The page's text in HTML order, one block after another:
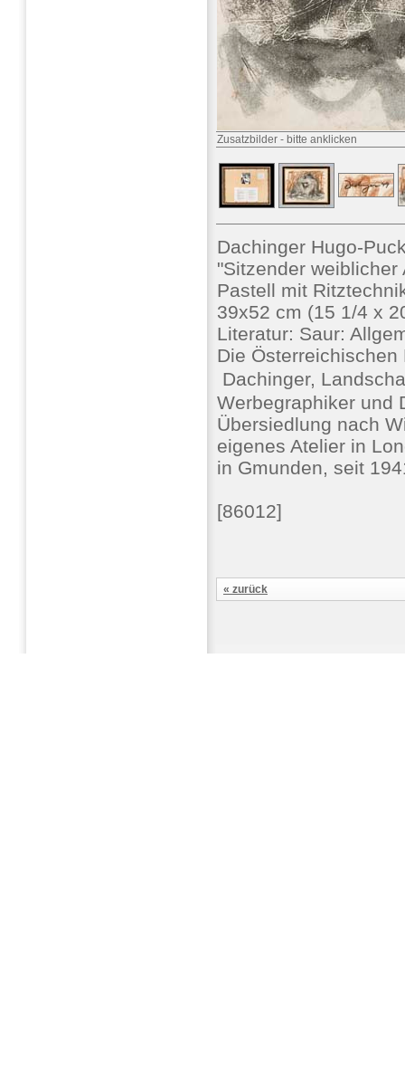
Zusatzbilder - bitte anklicken
Dachinger Hugo-
"Sitzender weiblicher
Pastell mit
39x52 cm (15 1/4 x
Literatur: Saur:
Die
Dachinger,
Werbegraphiker und
Übersiedlung nach
eigenes Atelier in
in Gmunden, seit
[86012]
« zurück